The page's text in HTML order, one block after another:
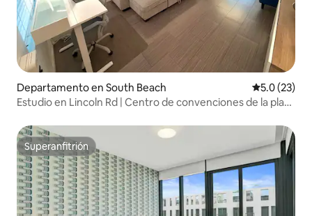
Departamento en South Beach Calificación
5.0 (23)
Estudio en Lincoln Rd | Centro de convenciones de la playa
Superanfitrión
Superanfitrión